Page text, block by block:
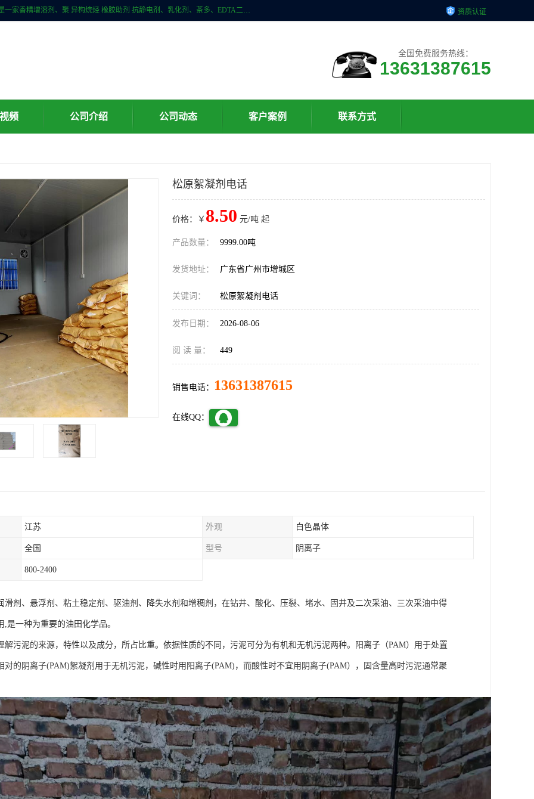
广州科珑化工有限公司位于广州增城区新塘镇，广州科珑化工有限公司是一家香精增溶剂、聚 异构烷烃 橡胶助剂 抗静电剂、乳化剂、茶多、EDTA二、清洗水等产品的经销批发。公司实力雄厚，重信用、守合同、保证产品质量，以多品种经营特色和薄利多销的原则，赢得了广大客户的信任。 资质认证
全国免费服务热线：
13631387615
频 公司介绍 公司动态 客户案例 联系方式
松原絮凝剂电话
价格：￥ 8.50 元/吨 起
产品数量： 9999.00吨
发货地址： 广东省广州市增城区
关键词： 松原絮凝剂电话
发布日期： 2026-08-06
阅 读 量： 449
销售电话： 13631387615
在线QQ：
江苏 外观 白色晶体
全国 型号 阴离子
800-2400
滑剂、悬浮剂、粘土稳定剂、驱油剂、降失水剂和增稠剂，在钻井、酸化、压裂、堵水、固井及二次采油、三次采油中得
,是一种为重要的油田化学品。
解污泥的来源，特性以及成分，所占比重。依据性质的不同，污泥可分为有机和无机污泥两种。阳离子（PAM）用于处置
对的阴离子(PAM)絮凝剂用于无机污泥，碱性时用阳离子(PAM)，而酸性时不宜用阴离子(PAM），固含量高时污泥通常聚